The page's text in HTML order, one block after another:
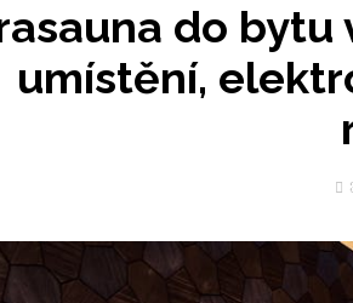
do bytu
umístění,